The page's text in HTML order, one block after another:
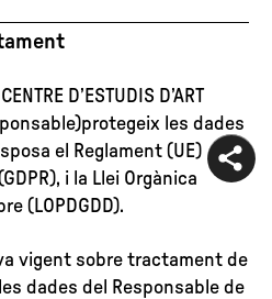
中文
IT
D’ESTUDIS D’ART
les dades
el Reglament (UE)
i la Llei Orgànica
(LOPDGDD).
vigent sobre tractament de
dades del Responsable de